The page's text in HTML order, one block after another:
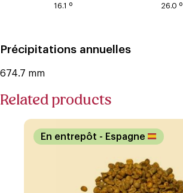
16.1 º
26.0 º
Précipitations annuelles
674.7 mm
Related products
En entrepôt - Espagne